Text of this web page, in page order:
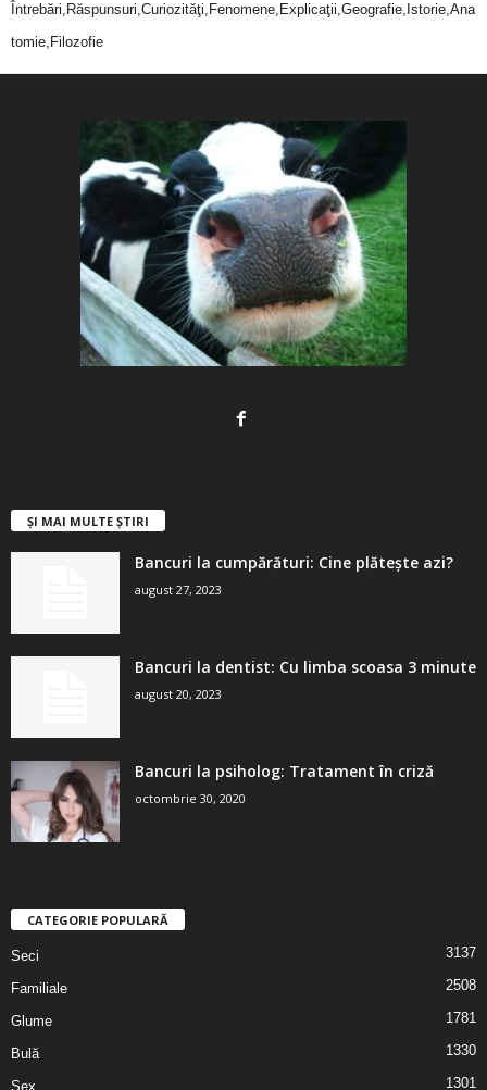
Întrebări,Răspunsuri,Curiozităţi,Fenomene,Explicaţii,Geografie,Istorie,Ana
tomie,Filozofie
ȘI MAI MULTE ȘTIRI
Bancuri la cumpărături: Cine plătește azi?
august 27, 2023
Bancuri la dentist: Cu limba scoasa 3 minute
august 20, 2023
Bancuri la psiholog: Tratament în criză
octombrie 30, 2020
CATEGORIE POPULARĂ
Seci 3137
Familiale 2508
Glume 1781
Bulă 1330
Sex 1301